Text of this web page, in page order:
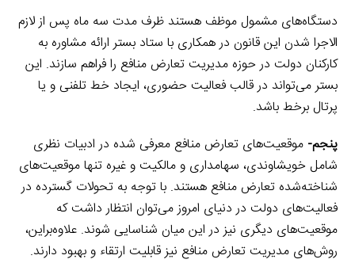
دستگاه‌های مشمول موظف هستند ظرف مدت سه ماه پس از لازم
الاجرا شدن این قانون در همکاری با ستاد بستر ارائه مشاوره به
کارکنان دولت در حوزه مدیریت تعارض منافع را فراهم سازند. این
بستر می‌تواند در قالب فعالیت حضوری، ایجاد خط تلفنی و یا
پرتال برخط باشد.
پنجم- موقعیت‌های تعارض منافع معرفی شده در ادبیات نظری
شامل خویشاوندی، سهامداری و مالکیت و غیره تنها موقعیت‌های
شناخته‌شده تعارض منافع هستند. با توجه به تحولات گسترده در
فعالیت‌های دولت در دنیای امروز می‌توان انتظار داشت که
موقعیت‌های دیگری نیز در این میان شناسایی شوند. علاوه‌براین،
روش‌های مدیریت تعارض منافع نیز قابلیت ارتقاء و بهبود دارند.